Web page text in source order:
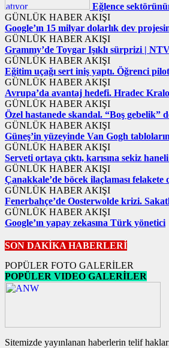
Eğlence
GÜNLÜK HABER AKIŞI
Google’ın 15 milyar dolarlık dev
GÜNLÜK HABER AKIŞI
Grammy’de Toygar Işıklı sürprizi |
GÜNLÜK HABER AKIŞI
Eğitim uçağı sert iniş yaptı. Öğrenci
GÜNLÜK HABER AKIŞI
Avrupa’da avantaj hedefi. Hradec
GÜNLÜK HABER AKIŞI
Özel hastanede skandal. “Boş gebelik”
GÜNLÜK HABER AKIŞI
Güneş’in yüzeyinde Van Gogh
GÜNLÜK HABER AKIŞI
Serveti ortaya çıktı, karısına sekiz
GÜNLÜK HABER AKIŞI
Çanakkale’de böcek ilaçlaması
GÜNLÜK HABER AKIŞI
Fenerbahçe’de Oosterwolde krizi.
GÜNLÜK HABER AKIŞI
Google’ın yapay zekasına Türk yönetici
SON DAKİKA HABERLERİ
POPÜLER FOTO GALERİLER
POPÜLER VIDEO GALERİLER
Sitemizde yayınlanan haberlerin telif